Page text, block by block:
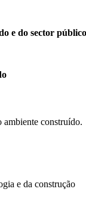
e do sector
ambiente construído.
e da construção